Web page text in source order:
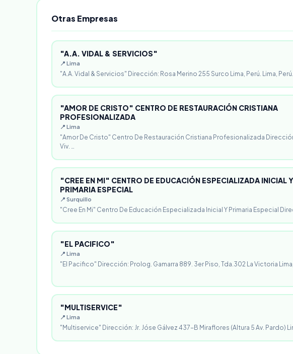
Otras Empresas
"A.A. VIDAL & SERVICIOS"
📍 Lima
"A.A. Vidal & Servicios" Dirección: Rosa Merino 255 Surco Lima, Perú. Lima,
"AMOR DE CRISTO" CENTRO DE RESTAURACIÓN CRISTIANA
PROFESIONALIZADA
📍 Lima
"Amor De Cristo" Centro De Restauración Cristiana Profesionalizada
Viv. …
"CREE EN MI" CENTRO DE EDUCACIÓN ESPECIALIZADA INICIAL Y
PRIMARIA ESPECIAL
📍 Surquillo
"Cree En Mi" Centro De Educación Especializada Inicial Y Primaria Especial
"EL PACIFICO"
📍 Lima
"El Pacifico" Dirección: Prolog. Gamarra 889. 3er Piso, Tda.302 La Victoria Lima,
"MULTISERVICE"
📍 Lima
"Multiservice" Dirección: Jr. Jóse Gálvez 437-B Miraflores (Altura 5 Av. Pardo)